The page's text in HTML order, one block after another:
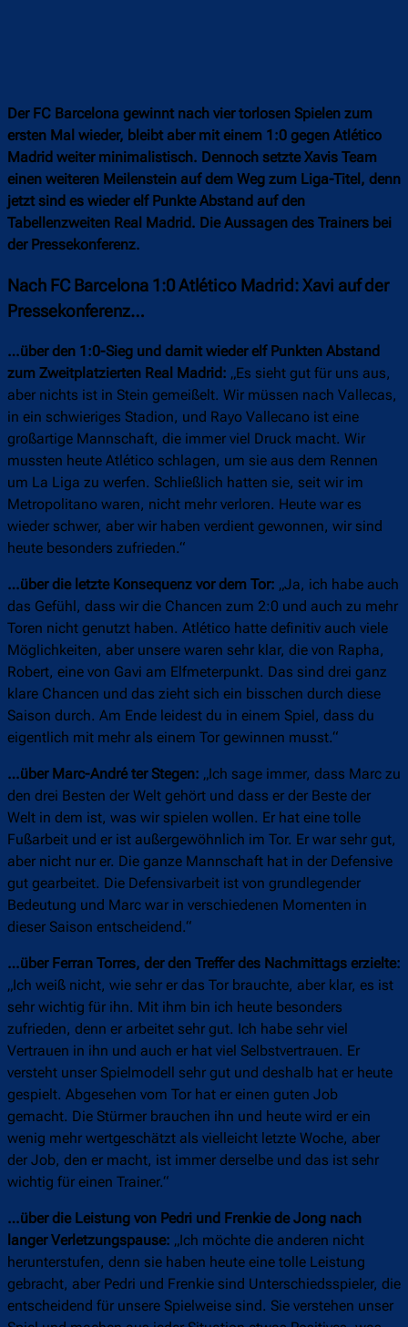
Der FC Barcelona gewinnt nach vier torlosen Spielen zum
ersten Mal wieder, bleibt aber mit einem 1:0 gegen Atlético
Madrid weiter minimalistisch. Dennoch setzte Xavis Team
einen weiteren Meilenstein auf dem Weg zum Liga-Titel, denn
jetzt sind es wieder elf Punkte Abstand auf den
Tabellenzweiten Real Madrid. Die Aussagen des Trainers bei
der Pressekonferenz.
Nach FC Barcelona 1:0 Atlético Madrid: Xavi auf der
Pressekonferenz…
…über den 1:0-Sieg und damit wieder elf Punkten Abstand
zum Zweitplatzierten Real Madrid: „Es sieht gut für uns aus,
aber nichts ist in Stein gemeißelt. Wir müssen nach Vallecas,
in ein schwieriges Stadion, und Rayo Vallecano ist eine
großartige Mannschaft, die immer viel Druck macht. Wir
mussten heute Atlético schlagen, um sie aus dem Rennen
um La Liga zu werfen. Schließlich hatten sie, seit wir im
Metropolitano waren, nicht mehr verloren. Heute war es
wieder schwer, aber wir haben verdient gewonnen, wir sind
heute besonders zufrieden.“
…über die letzte Konsequenz vor dem Tor: „Ja, ich habe auch
das Gefühl, dass wir die Chancen zum 2:0 und auch zu mehr
Toren nicht genutzt haben. Atlético hatte definitiv auch viele
Möglichkeiten, aber unsere waren sehr klar, die von Rapha,
Robert, eine von Gavi am Elfmeterpunkt. Das sind drei ganz
klare Chancen und das zieht sich ein bisschen durch diese
Saison durch. Am Ende leidest du in einem Spiel, dass du
eigentlich mit mehr als einem Tor gewinnen musst.“
…über Marc-André ter Stegen: „Ich sage immer, dass Marc zu
den drei Besten der Welt gehört und dass er der Beste der
Welt in dem ist, was wir spielen wollen. Er hat eine tolle
Fußarbeit und er ist außergewöhnlich im Tor. Er war sehr gut,
aber nicht nur er. Die ganze Mannschaft hat in der Defensive
gut gearbeitet. Die Defensivarbeit ist von grundlegender
Bedeutung und Marc war in verschiedenen Momenten in
dieser Saison entscheidend.“
…über Ferran Torres, der den Treffer des Nachmittags erzielte:
„Ich weiß nicht, wie sehr er das Tor brauchte, aber klar, es ist
sehr wichtig für ihn. Mit ihm bin ich heute besonders
zufrieden, denn er arbeitet sehr gut. Ich habe sehr viel
Vertrauen in ihn und auch er hat viel Selbstvertrauen. Er
versteht unser Spielmodell sehr gut und deshalb hat er heute
gespielt. Abgesehen vom Tor hat er einen guten Job
gemacht. Die Stürmer brauchen ihn und heute wird er ein
wenig mehr wertgeschätzt als vielleicht letzte Woche, aber
der Job, den er macht, ist immer derselbe und das ist sehr
wichtig für einen Trainer.“
…über die Leistung von Pedri und Frenkie de Jong nach
langer Verletzungspause: „Ich möchte die anderen nicht
herunterstufen, denn sie haben heute eine tolle Leistung
gebracht, aber Pedri und Frenkie sind Unterschiedsspieler, die
entscheidend für unsere Spielweise sind. Sie verstehen unser